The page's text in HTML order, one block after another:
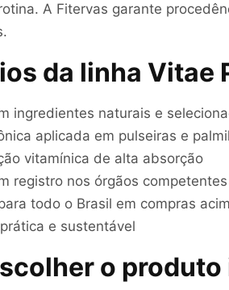
A Fitervas garante
da linha Vitae
ingredientes naturais e
aplicada em pulseiras e
vitamínica de alta absorção
registro nos órgãos competentes
todo o Brasil em compras
e sustentável
o